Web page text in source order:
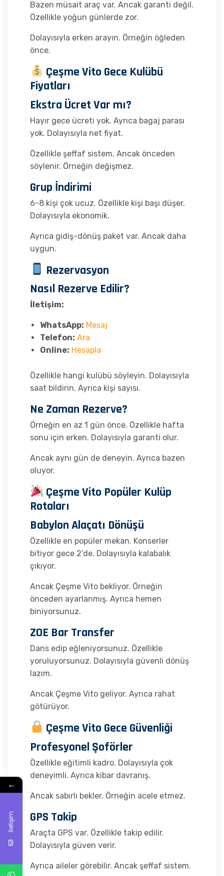
Bazen müsait araç var. Ancak garanti değil.
Özellikle yoğun günlerde zor.
Dolayısıyla erken arayın. Örneğin öğleden
önce.
Çeşme Vito Gece Kulübü
Fiyatları
Ekstra Ücret Var mı?
Hayır gece ücreti yok. Ayrıca bagaj parası
yok. Dolayısıyla net fiyat.
Özellikle şeffaf sistem. Ancak önceden
söylenir. Örneğin değişmez.
Grup İndirimi
6-8 kişi çok ucuz. Özellikle kişi başı düşer.
Dolayısıyla ekonomik.
Ayrıca gidiş-dönüş paket var. Ancak daha
uygun.
Rezervasyon
Nasıl Rezerve Edilir?
İletişim:
WhatsApp: Mesaj
Telefon: Ara
Online: Hesapla
Özellikle hangi kulübü söyleyin. Dolayısıyla
saat bildirin. Ayrıca kişi sayısı.
Ne Zaman Rezerve?
Örneğin en az 1 gün önce. Özellikle hafta
sonu için erken. Dolayısıyla garanti olur.
Ancak aynı gün de deneyin. Ayrıca bazen
oluyor.
Çeşme Vito Popüler Kulüp
Rotaları
Babylon Alaçatı Dönüşü
Özellikle en popüler mekan. Konserler
bitiyor gece 2’de. Dolayısıyla kalabalık
çıkıyor.
Ancak Çeşme Vito bekliyor. Örneğin
önceden ayarlanmış. Ayrıca hemen
biniyorsunuz.
ZOE Bar Transfer
Dans edip eğleniyorsunuz. Özellikle
yoruluyorsunuz. Dolayısıyla güvenli dönüş
lazım.
Ancak Çeşme Vito geliyor. Ayrıca rahat
götürüyor.
Çeşme Vito Gece Güvenliği
Profesyonel Şoförler
Özellikle eğitimli kadro. Dolayısıyla çok
deneyimli. Ayrıca kibar davranış.
Ancak sabırlı bekler. Örneğin acele etmez.
GPS Takip
Araçta GPS var. Özellikle takip edilir.
Dolayısıyla güven verir.
Ayrıca aileler görebilir. Ancak şeffaf sistem.
←
İletişim